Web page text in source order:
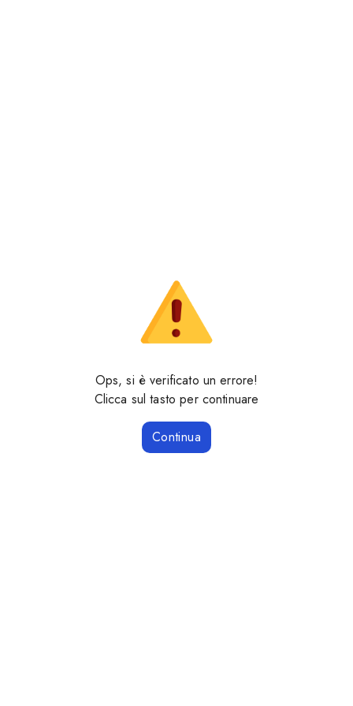
Ops, si è verificato un errore!
Clicca sul tasto per continuare
Continua